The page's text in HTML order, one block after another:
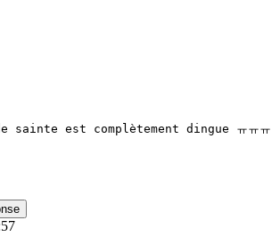
sainte est complètement dingue ㅠ